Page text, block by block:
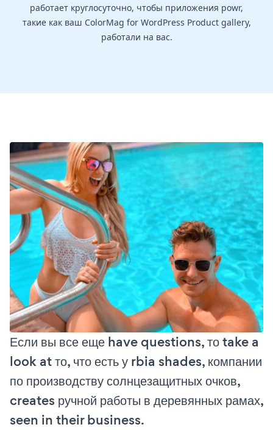
работает круглосуточно, чтобы приложения powr,
такие как ваш ColorMag for WordPress Product gallery,
работали на вас.
Если вы все еще have questions, то take a
look at то, что есть у rbia shades, компании
по производству солнцезащитных очков,
creates ручной работы в деревянных рамах,
seen in their business.